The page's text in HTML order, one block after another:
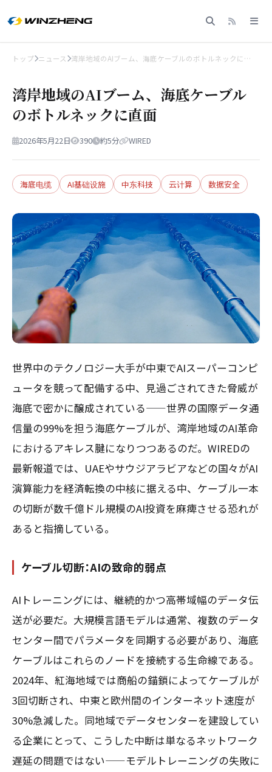
トップ ニュース 湾岸地域のAIブーム、海底ケーブルのボトルネックに…
湾岸地域のAIブーム、海底ケーブル
のボトルネックに直面
2026年5月22日 390 約5分 WIRED
海底电缆 AI基础设施 中东科技 云计算 数据安全
世界中のテクノロジー大手が中東でAIスーパーコンピ
ュータを競って配備する中、見過ごされてきた脅威が
海底で密かに醸成されている——世界の国際データ通
信量の99%を担う海底ケーブルが、湾岸地域のAI革命
におけるアキレス腱になりつつあるのだ。WIREDの
最新報道では、UAEやサウジアラビアなどの国々がAI
演算能力を経済転換の中核に据える中、ケーブル一本
の切断が数千億ドル規模のAI投資を麻痺させる恐れが
あると指摘している。
ケーブル切断：AIの致命的弱点
AIトレーニングには、継続的かつ高帯域幅のデータ伝
送が必要だ。大規模言語モデルは通常、複数のデータ
センター間でパラメータを同期する必要があり、海底
ケーブルはこれらのノードを接続する生命線である。
2024年、紅海地域では商船の錨鎖によってケーブルが
3回切断され、中東と欧州間のインターネット速度が
30%急減した。同地域でデータセンターを建設してい
る企業にとって、こうした中断は単なるネットワーク
遅延の問題ではない——モデルトレーニングの失敗に